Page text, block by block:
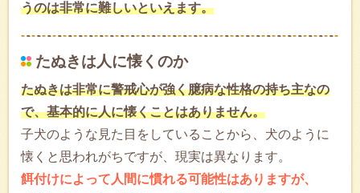
うのは非常に難しいといえます。
たぬきは人に懐くのか
たぬきは非常に警戒心が強く臆病な性格の持ち主なの
で、基本的に人に懐くことはありません。
子犬のような見た目をしていることから、犬のように
懐くと思われがちですが、現実は異なります。
餌付けによって人間に慣れる可能性はありますが、